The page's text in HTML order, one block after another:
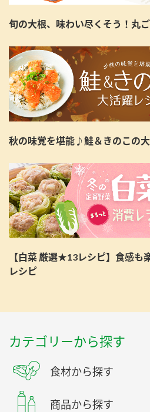
旬の大根、味わい尽くそう！丸
秋の味覚を堪能♪鮭＆きのこの
【白菜 厳選★13レシピ】食感も
レシピ
カテゴリーから探す
食材から探す
商品から探す